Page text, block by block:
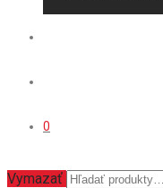
0
Vymazať